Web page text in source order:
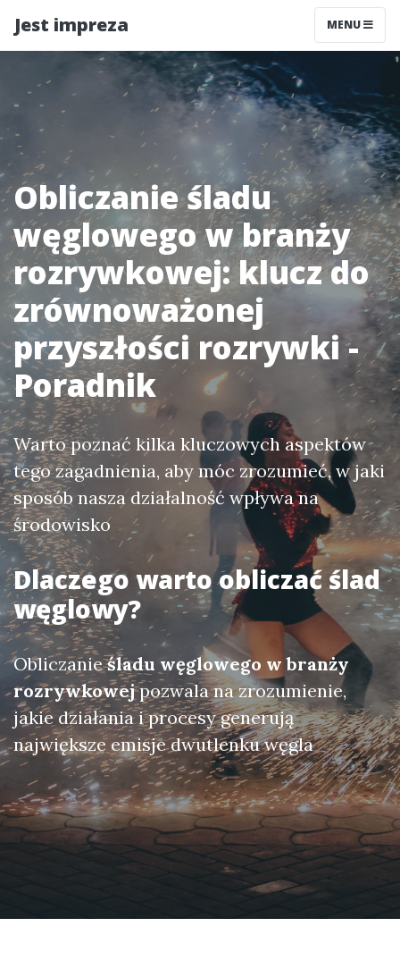
Jest impreza MENU
Obliczanie śladu
węglowego w branży
rozrywkowej: klucz do
zrównoważonej
przyszłości rozrywki -
Poradnik
Warto poznać kilka kluczowych aspektów
tego zagadnienia, aby móc zrozumieć, w jaki
sposób nasza działalność wpływa na
środowisko
Dlaczego warto obliczać ślad
węglowy?
Obliczanieśladu węglowego w branży
rozrywkowejpozwala na zrozumienie,
jakie działania i procesy generują
największe emisje dwutlenku węgla